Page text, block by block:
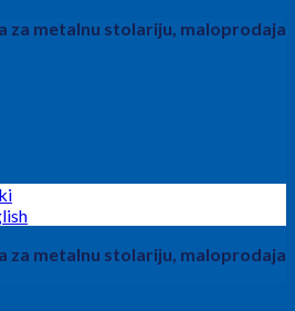
za metalnu stolariju, maloprodaja
za metalnu stolariju, maloprodaja